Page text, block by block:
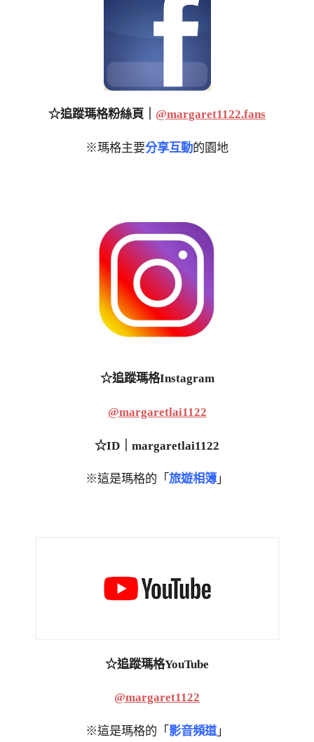
☆追蹤瑪格粉絲頁｜ @margaret1122.fans
※瑪格主要分享互動的園地
☆追蹤瑪格Instagram
@margaretlai1122
☆ID｜margaretlai1122
※這是瑪格的「 旅遊相簿 」
☆追蹤瑪格YouTube
@margaret1122
※這是瑪格的「 影音頻道」